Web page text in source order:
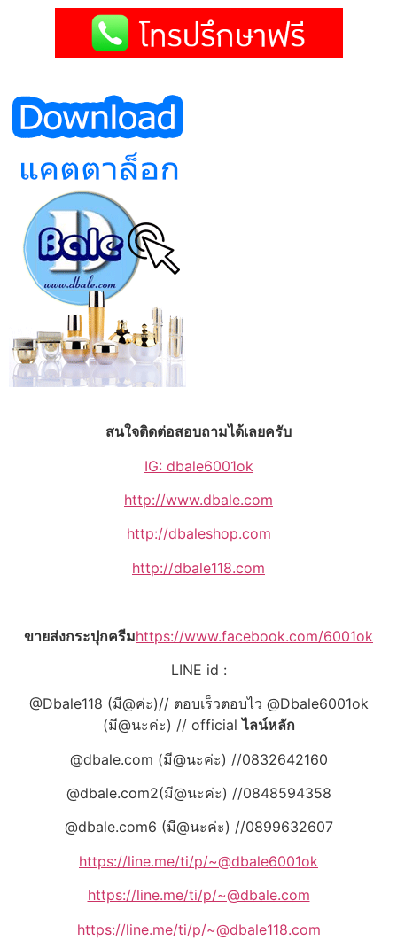
สนใจติดต่อสอบถามได้เลยครับ
IG: dbale6001ok
http://www.dbale.com
http://dbaleshop.com
http://dbale118.com
ขายส่งกระปุกครีมhttps://www.facebook.com/6001ok
LINE id :
@Dbale118 (มี@ค่ะ)// ตอบเร็วตอบไว @Dbale6001ok
(มี@นะค่ะ) // officialไลน์หลัก
@dbale.com (มี@นะค่ะ) //0832642160
@dbale.com2(มี@นะค่ะ) //0848594358
@dbale.com6 (มี@นะค่ะ) //0899632607
https://line.me/ti/p/~@dbale6001ok
https://line.me/ti/p/~@dbale.com
https://line.me/ti/p/~@dbale118.com